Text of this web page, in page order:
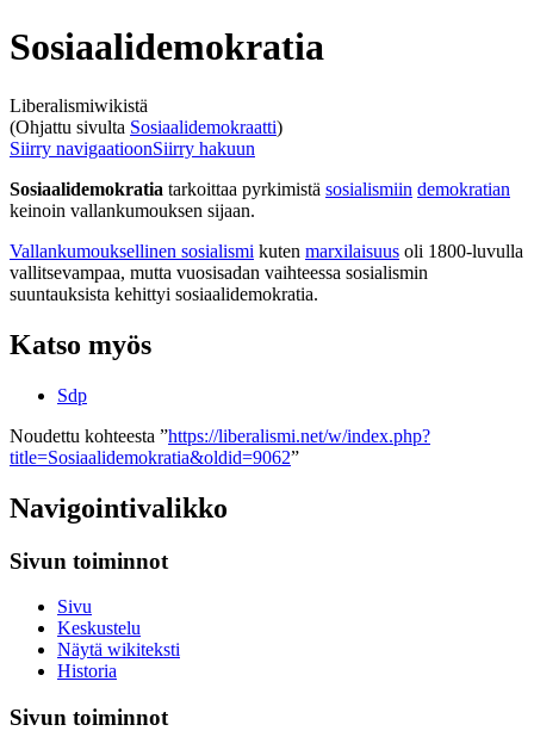
Sosiaalidemokratia
Liberalismiwikistä
(Ohjattu sivulta Sosiaalidemokraatti)
Siirry navigaatioonSiirry hakuun
Sosiaalidemokratia tarkoittaa pyrkimistä sosialismiin demokratian
keinoin vallankumouksen sijaan.
Vallankumouksellinen sosialismi kuten marxilaisuus oli 1800-luvulla
vallitsevampaa, mutta vuosisadan vaihteessa sosialismin
suuntauksista kehittyi sosiaalidemokratia.
Katso myös
Sdp
Noudettu kohteesta ”https://liberalismi.net/w/index.php?
title=Sosiaalidemokratia&oldid=9062”
Navigointivalikko
Sivun toiminnot
Sivu
Keskustelu
Näytä wikiteksti
Historia
Sivun toiminnot